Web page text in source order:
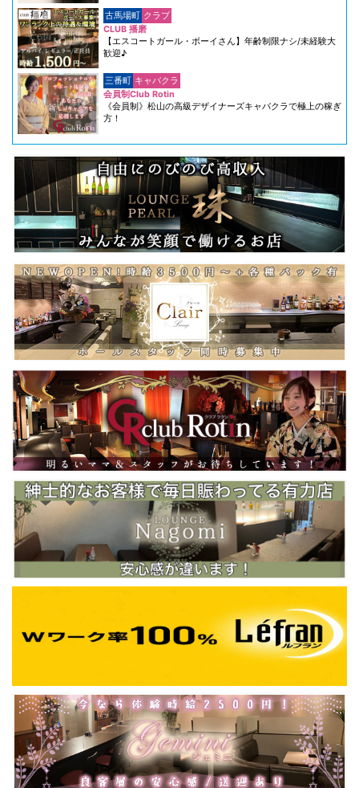
古馬場町 クラブ
CLUB 播磨
【エスコートガール・ボーイさん】年齢制限ナシ/未経験大
歓迎♪
三番町 キャバクラ
会員制Club Rotin
《会員制》松山の高級デザイナーズキャバクラで極上の稼ぎ
方！